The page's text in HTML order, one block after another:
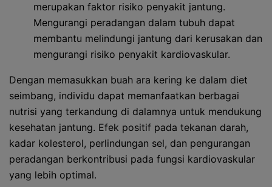
merupakan faktor risiko penyakit jantung.
Mengurangi peradangan dalam tubuh dapat
membantu melindungi jantung dari kerusakan dan
mengurangi risiko penyakit kardiovaskular.
Dengan memasukkan buah ara kering ke dalam diet
seimbang, individu dapat memanfaatkan berbagai
nutrisi yang terkandung di dalamnya untuk mendukung
kesehatan jantung. Efek positif pada tekanan darah,
kadar kolesterol, perlindungan sel, dan pengurangan
peradangan berkontribusi pada fungsi kardiovaskular
yang lebih optimal.